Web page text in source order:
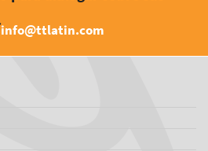
info@ttlatin.com